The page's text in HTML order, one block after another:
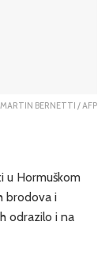
BERNETTI / AFP
u Hormuškom
brodova i
odrazilo i na